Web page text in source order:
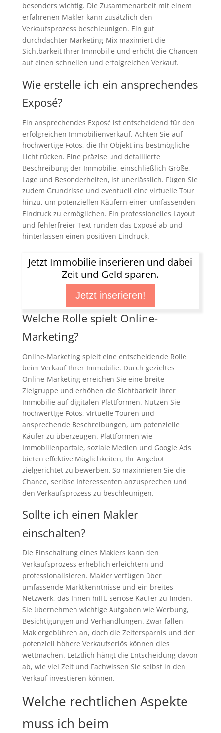
besonders wichtig. Die Zusammenarbeit mit einem
erfahrenen Makler kann zusätzlich den
Verkaufsprozess beschleunigen. Ein gut
durchdachter Marketing-Mix maximiert die
Sichtbarkeit Ihrer Immobilie und erhöht die Chancen
auf einen schnellen und erfolgreichen Verkauf.
Wie erstelle ich ein ansprechendes
Exposé?
Ein ansprechendes Exposé ist entscheidend für den
erfolgreichen Immobilienverkauf. Achten Sie auf
hochwertige Fotos, die Ihr Objekt ins bestmögliche
Licht rücken. Eine präzise und detaillierte
Beschreibung der Immobilie, einschließlich Größe,
Lage und Besonderheiten, ist unerlässlich. Fügen Sie
zudem Grundrisse und eventuell eine virtuelle Tour
hinzu, um potenziellen Käufern einen umfassenden
Eindruck zu ermöglichen. Ein professionelles Layout
und fehlerfreier Text runden das Exposé ab und
hinterlassen einen positiven Eindruck.
Jetzt Immobilie inserieren und dabei
Zeit und Geld sparen.
Jetzt inserieren!
Welche Rolle spielt Online-
Marketing?
Online-Marketing spielt eine entscheidende Rolle
beim Verkauf Ihrer Immobilie. Durch gezieltes
Online-Marketing erreichen Sie eine breite
Zielgruppe und erhöhen die Sichtbarkeit Ihrer
Immobilie auf digitalen Plattformen. Nutzen Sie
hochwertige Fotos, virtuelle Touren und
ansprechende Beschreibungen, um potenzielle
Käufer zu überzeugen. Plattformen wie
Immobilienportale, soziale Medien und Google Ads
bieten effektive Möglichkeiten, Ihr Angebot
zielgerichtet zu bewerben. So maximieren Sie die
Chance, seriöse Interessenten anzusprechen und
den Verkaufsprozess zu beschleunigen.
Sollte ich einen Makler
einschalten?
Die Einschaltung eines Maklers kann den
Verkaufsprozess erheblich erleichtern und
professionalisieren. Makler verfügen über
umfassende Marktkenntnisse und ein breites
Netzwerk, das Ihnen hilft, seriöse Käufer zu finden.
Sie übernehmen wichtige Aufgaben wie Werbung,
Besichtigungen und Verhandlungen. Zwar fallen
Maklergebühren an, doch die Zeitersparnis und der
potenziell höhere Verkaufserlös können dies
wettmachen. Letztlich hängt die Entscheidung davon
ab, wie viel Zeit und Fachwissen Sie selbst in den
Verkauf investieren können.
Welche rechtlichen Aspekte
muss ich beim